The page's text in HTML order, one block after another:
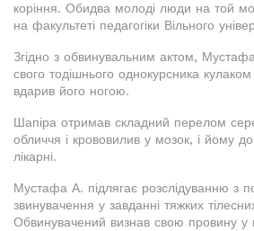
коріння. Обидва молоді люди на той
на факультеті педагогіки Вільного
Згідно з обвинувальним актом,
свого тодішнього однокурсника
вдарив його ногою.
Шапіра отримав складний перелом
обличчя і крововилив у мозок, і йому
лікарні.
Мустафа А. підлягає розслідуванню з
звинувачення у завданні тяжких
Обвинувачений визнав свою провину у